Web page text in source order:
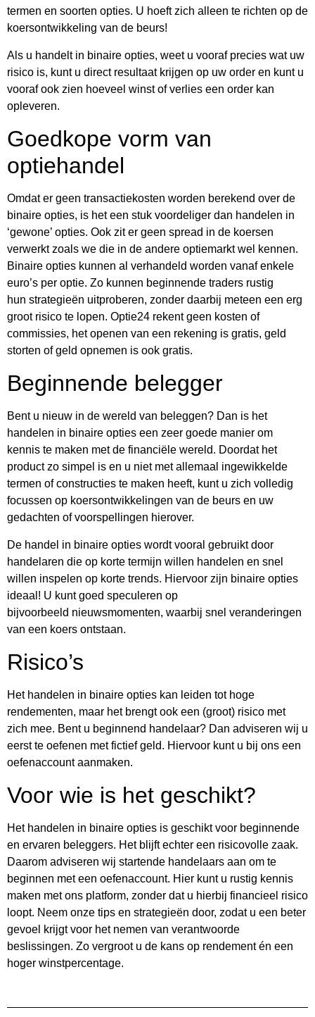
termen en soorten opties. U hoeft zich alleen te richten op de
koersontwikkeling van de beurs!
Als u handelt in binaire opties, weet u vooraf precies wat uw
risico is, kunt u direct resultaat krijgen op uw order en kunt u
vooraf ook zien hoeveel winst of verlies een order kan
opleveren.
Goedkope vorm van
optiehandel
Omdat er geen transactiekosten worden berekend over de
binaire opties, is het een stuk voordeliger dan handelen in
‘gewone’ opties. Ook zit er geen spread in de koersen
verwerkt zoals we die in de andere optiemarkt wel kennen.
Binaire opties kunnen al verhandeld worden vanaf enkele
euro’s per optie. Zo kunnen beginnende traders rustig
hun strategieën uitproberen, zonder daarbij meteen een erg
groot risico te lopen. Optie24 rekent geen kosten of
commissies, het openen van een rekening is gratis, geld
storten of geld opnemen is ook gratis.
Beginnende belegger
Bent u nieuw in de wereld van beleggen? Dan is het
handelen in binaire opties een zeer goede manier om
kennis te maken met de financiële wereld. Doordat het
product zo simpel is en u niet met allemaal ingewikkelde
termen of constructies te maken heeft, kunt u zich volledig
focussen op koersontwikkelingen van de beurs en uw
gedachten of voorspellingen hierover.
De handel in binaire opties wordt vooral gebruikt door
handelaren die op korte termijn willen handelen en snel
willen inspelen op korte trends. Hiervoor zijn binaire opties
ideaal! U kunt goed speculeren op
bijvoorbeeld nieuwsmomenten, waarbij snel veranderingen
van een koers ontstaan.
Risico’s
Het handelen in binaire opties kan leiden tot hoge
rendementen, maar het brengt ook een (groot) risico met
zich mee. Bent u beginnend handelaar? Dan adviseren wij u
eerst te oefenen met fictief geld. Hiervoor kunt u bij ons een
oefenaccount aanmaken.
Voor wie is het geschikt?
Het handelen in binaire opties is geschikt voor beginnende
en ervaren beleggers. Het blijft echter een risicovolle zaak.
Daarom adviseren wij startende handelaars aan om te
beginnen met een oefenaccount. Hier kunt u rustig kennis
maken met ons platform, zonder dat u hierbij financieel risico
loopt. Neem onze tips en strategieën door, zodat u een beter
gevoel krijgt voor het nemen van verantwoorde
beslissingen. Zo vergroot u de kans op rendement én een
hoger winstpercentage.